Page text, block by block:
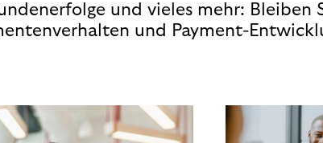
und vieles mehr:
und Payment-